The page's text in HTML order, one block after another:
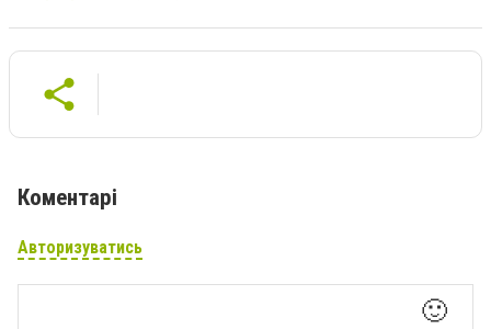
Коментарі
Авторизуватись
🙂